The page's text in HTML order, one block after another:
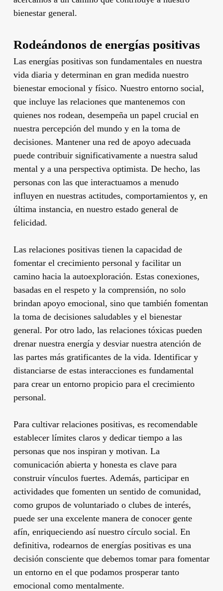
bienestar general.
Rodeándonos de energías positivas
Las energías positivas son fundamentales en nuestra
vida diaria y determinan en gran medida nuestro
bienestar emocional y físico. Nuestro entorno social,
que incluye las relaciones que mantenemos con
quienes nos rodean, desempeña un papel crucial en
nuestra percepción del mundo y en la toma de
decisiones. Mantener una red de apoyo adecuada
puede contribuir significativamente a nuestra salud
mental y a una perspectiva optimista. De hecho, las
personas con las que interactuamos a menudo
influyen en nuestras actitudes, comportamientos y, en
última instancia, en nuestro estado general de
felicidad.
Las relaciones positivas tienen la capacidad de
fomentar el crecimiento personal y facilitar un
camino hacia la autoexploración. Estas conexiones,
basadas en el respeto y la comprensión, no solo
brindan apoyo emocional, sino que también fomentan
la toma de decisiones saludables y el bienestar
general. Por otro lado, las relaciones tóxicas pueden
drenar nuestra energía y desviar nuestra atención de
las partes más gratificantes de la vida. Identificar y
distanciarse de estas interacciones es fundamental
para crear un entorno propicio para el crecimiento
personal.
Para cultivar relaciones positivas, es recomendable
establecer límites claros y dedicar tiempo a las
personas que nos inspiran y motivan. La
comunicación abierta y honesta es clave para
construir vínculos fuertes. Además, participar en
actividades que fomenten un sentido de comunidad,
como grupos de voluntariado o clubes de interés,
puede ser una excelente manera de conocer gente
afín, enriqueciendo así nuestro círculo social. En
definitiva, rodearnos de energías positivas es una
decisión consciente que debemos tomar para fomentar
un entorno en el que podamos prosperar tanto
emocional como mentalmente.